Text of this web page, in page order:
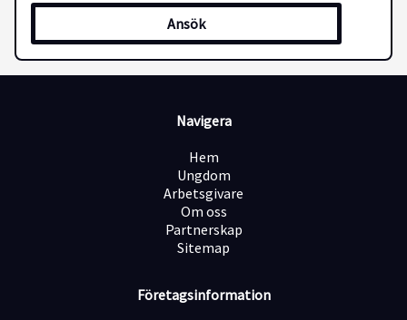
I rollen kommer du tillsammans med teamet att
ansvara för att bemanna korttidsfrånvaro på Inre Kraft
och hos våra systerbolag inom koncernen runt om i
våra kunder får sina insatser bemannade – något som
är helt avgörande för deras liv och trygghet.
Arbetet kräver därför hög noggrannhet, struktur och
en stark förmåga att leverera på högsta nivå, även
Här behöver du kunna hantera snabba förändringar och
fatta välgrundade beslut inom givna ramar, ofta under
tidspress. Du måste vara bekväm med att ta för dig,
driva ditt arbete framåt och agera självständigt när
trivs i kontakt med människor, är tydlig i din
Ansök
Navigera
Hem
Ungdom
Arbetsgivare
Om oss
Partnerskap
Sitemap
Företagsinformation